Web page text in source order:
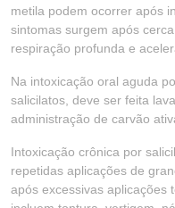
metila podem ocorrer após
sintomas surgem após
respiração profunda e
Na intoxicação oral aguda
salicilatos, deve ser feita
administração de carvão
Intoxicação crônica por
repetidas aplicações de
após excessivas aplicações